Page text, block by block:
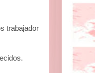
trabajador